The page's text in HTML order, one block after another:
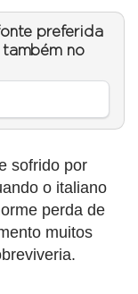
preferida
no
sofrido por
o italiano
perda de
muitos